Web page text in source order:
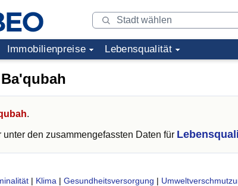
Immobilienpreise Lebensqualität
.
den zusammengefassten Daten für
| Klima | Gesundheitsversorgung |